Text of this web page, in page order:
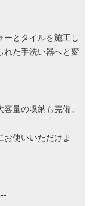
ーとタイルを施工し
れた手洗い器へと変
量の収納も完備。
使いいただけま